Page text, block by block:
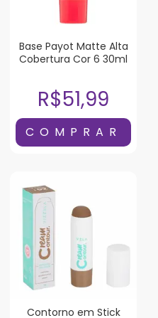
Base Payot Matte Alta
Cobertura Cor 6 30ml
R$51,99
Contorno em Stick